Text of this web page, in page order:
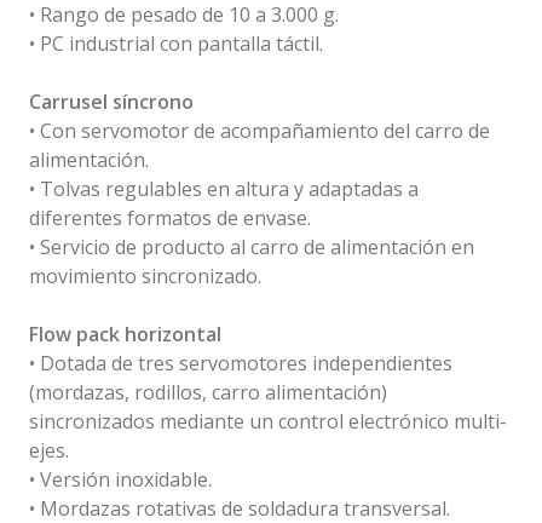
• Rango de pesado de 10 a 3.000 g.
• PC industrial con pantalla táctil.
Carrusel síncrono
• Con servomotor de acompañamiento del carro de
alimentación.
• Tolvas regulables en altura y adaptadas a
diferentes formatos de envase.
• Servicio de producto al carro de alimentación en
movimiento sincronizado.
Flow pack horizontal
• Dotada de tres servomotores independientes
(mordazas, rodillos, carro alimentación)
sincronizados mediante un control electrónico multi-
ejes.
• Versión inoxidable.
• Mordazas rotativas de soldadura transversal.